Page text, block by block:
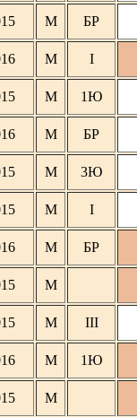
М БР
М I
М 1Ю
М БР
М 3Ю
М I
М БР
М
М III
М 1Ю
М